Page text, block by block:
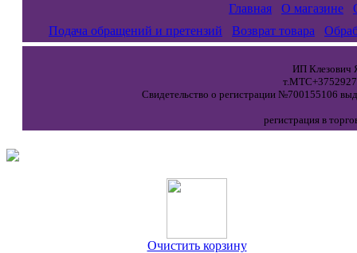
Главная О магазине
Подача обращений и претензий
Возврат товара
ИП Клезович
Свидетельство о регистрации №700155106
регистрация в
Очистить корзину